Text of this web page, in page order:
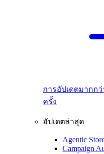
การอัปเดตมากกว่
ครั้ง
อัปเดตล่าสุด
Agentic
Campaign